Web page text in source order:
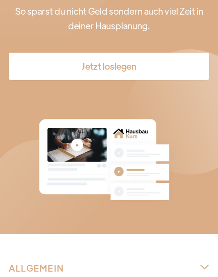
So sparst du nicht Geld sondern auch viel Zeit in
deiner Hausplanung.
Jetzt loslegen
ALLGEMEIN 